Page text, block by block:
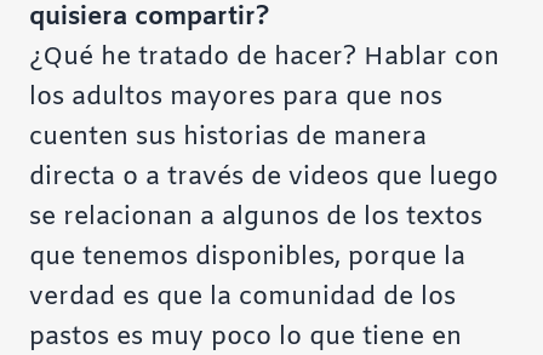
quisiera compartir?
¿Qué he tratado de hacer? Hablar con
los adultos mayores para que nos
cuenten sus historias de manera
directa o a través de videos que luego
se relacionan a algunos de los textos
que tenemos disponibles, porque la
verdad es que la comunidad de los
pastos es muy poco lo que tiene en